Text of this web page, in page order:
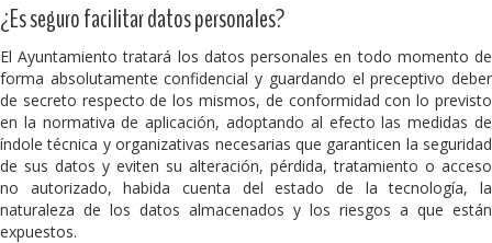
¿Es seguro facilitar datos personales?
El Ayuntamiento tratará los datos personales en todo momento de
forma absolutamente confidencial y guardando el preceptivo deber
de secreto respecto de los mismos, de conformidad con lo previsto
en la normativa de aplicación, adoptando al efecto las medidas de
índole técnica y organizativas necesarias que garanticen la seguridad
de sus datos y eviten su alteración, pérdida, tratamiento o acceso
no autorizado, habida cuenta del estado de la tecnología, la
naturaleza de los datos almacenados y los riesgos a que están
expuestos.